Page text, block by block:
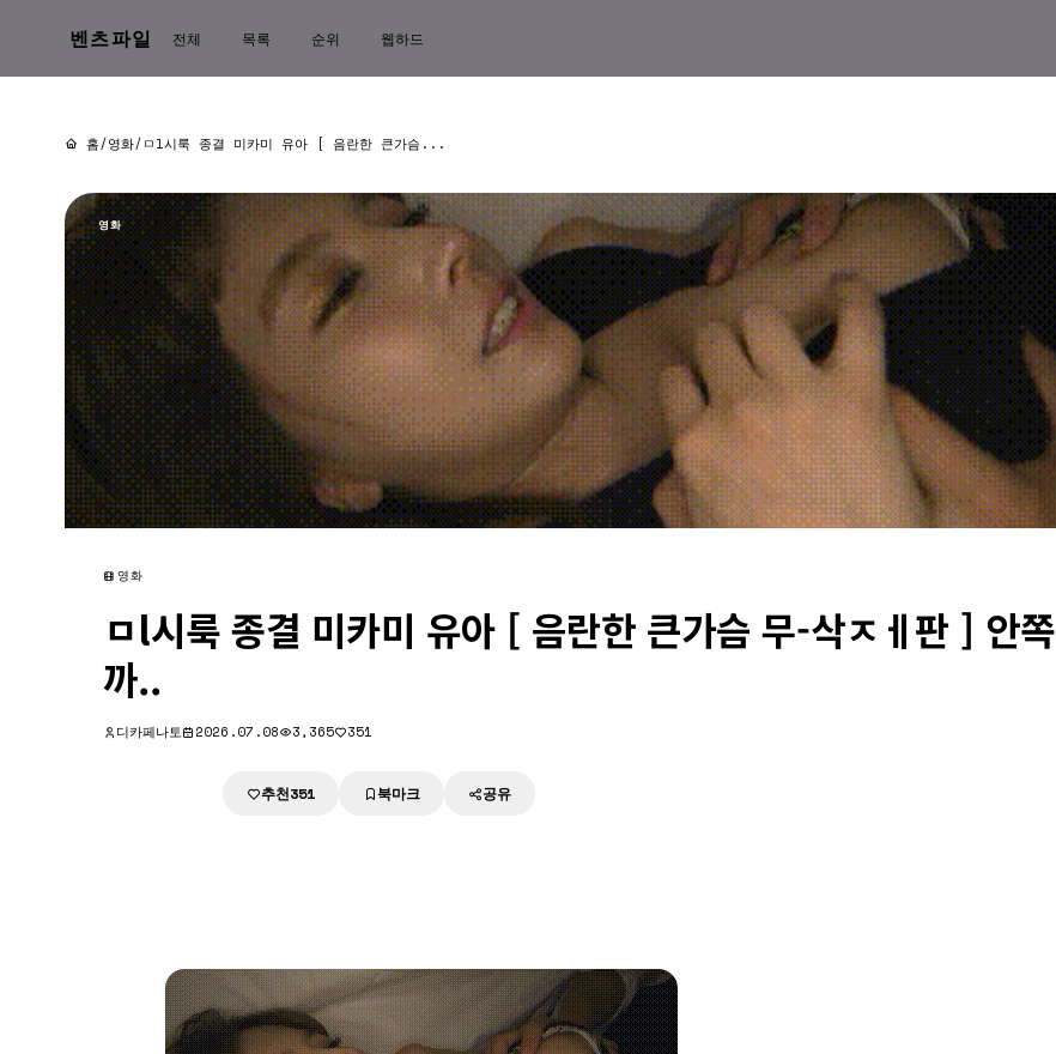
벤츠파일 전체 목록 순위 웹하드
홈/영화/ㅁl시룩 종결 미카미 유아 [ 음란한 큰가슴...
영화
영화
ㅁl시룩 종결 미카미 유아 [ 음란한 큰가슴 무-삭ㅈㅔ판 ] 안쪽
까..
디카페나토 2026.07.08 3,365 351
추천351 북마크 공유